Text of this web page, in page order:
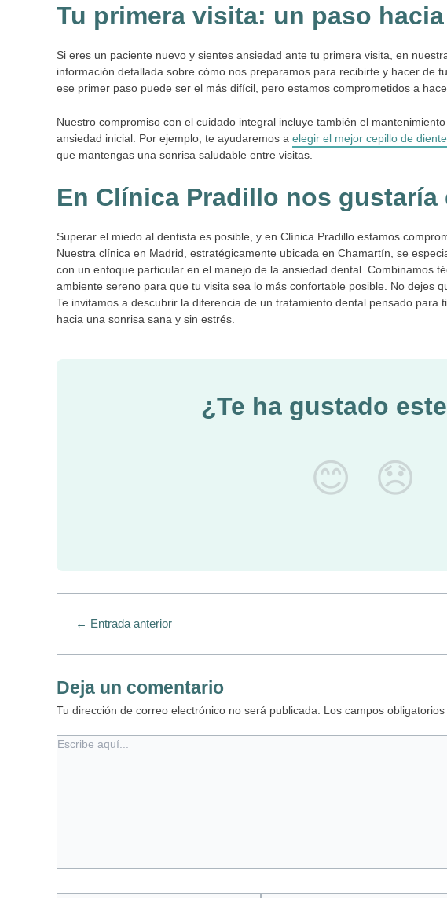
Tu primera visita: un paso
Si eres un paciente nuevo y sientes ansiedad ante tu primera visita, en
información detallada sobre cómo nos preparamos para recibirte y hacer de
ese primer paso puede ser el más difícil, pero estamos comprometidos a
Nuestro compromiso con el cuidado integral incluye también el
ansiedad inicial. Por ejemplo, te ayudaremos a elegir el mejor cepillo de
que mantengas una sonrisa saludable entre visitas.
En Clínica Pradillo nos gustaría
Superar el miedo al dentista es posible, y en Clínica Pradillo estamos
Nuestra clínica en Madrid, estratégicamente ubicada en Chamartín, se
con un enfoque particular en el manejo de la ansiedad dental. Combinamos
ambiente sereno para que tu visita sea lo más confortable posible. No dejes
Te invitamos a descubrir la diferencia de un tratamiento dental pensado para ti.
hacia una sonrisa sana y sin estrés.
¿Te ha gustado
😊 😞
← Entrada anterior
Deja un comentario
Tu dirección de correo electrónico no será publicada. Los campos
Escribe